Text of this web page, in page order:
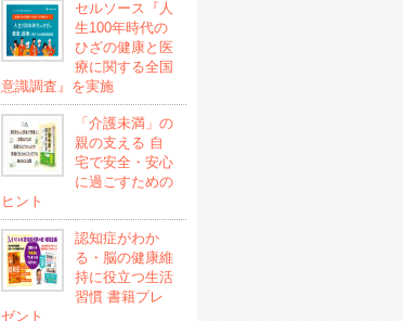
セルソース『人
生100年時代の
ひざの健康と医
療に関する全国
意識調査』を実施
「介護未満」の
親の支える 自
宅で安全・安心
に過ごすための
ヒント
認知症がわか
る・脳の健康維
持に役立つ生活
習慣 書籍プレ
ゼント